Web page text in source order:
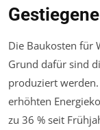
Die Baukosten für
Grund dafür sind
produziert
erhöhten
zu 36 % seit